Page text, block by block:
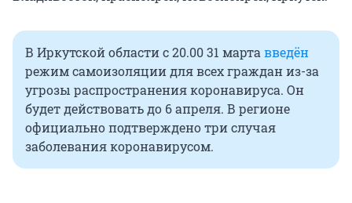
В Иркутской области с 20.00 31 мартавведён
режим самоизоляции для всех граждан из-за
угрозы распространения коронавируса. Он
будет действовать до 6 апреля. В регионе
официально подтверждено три случая
заболевания коронавирусом.